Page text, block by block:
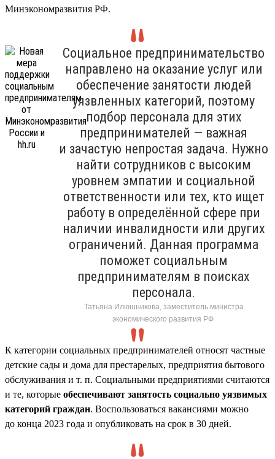
Минэкономразвития РФ.
Социальное предпринимательство
направлено на оказание услуг или
обеспечение занятости людей
уязвленных категорий, поэтому
подбор персонала для этих
предпринимателей — важная
и зачастую непростая задача. Нужно
найти сотрудников с высоким
уровнем эмпатии и социальной
ответственности или тех, кто ищет
работу в определённой сфере при
наличии инвалидности или других
ограничений. Данная программа
поможет социальным
предпринимателям в поисках
персонала.
Татьяна Илюшникова, заместитель министра
экономического развития РФ
К категории социальных предпринимателей относят частные
детские сады и дома для престарелых, предприятия бытового
обслуживания и т. п. Социальными предприятиями считаются
и те, которые обеспечивают занятость социально уязвимых
категорий граждан. Воспользоваться вакансиями можно
до конца 2023 года и опубликовать на срок в 30 дней.